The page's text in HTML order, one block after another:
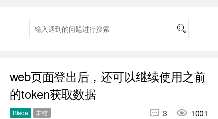
web页面登出后，还可以继续使用之前
的token获取数据
Blade
未结
 3  1001